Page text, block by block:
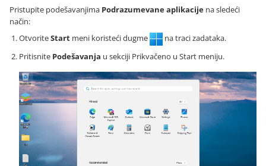
Pristupite podešavanjima Podrazumevane aplikacije na sledeći
način:
OtvoriteStart meni koristeći dugme
na traci zadataka.
Pritisnite Podešavanja u sekciji Prikvačeno u Start meniju.